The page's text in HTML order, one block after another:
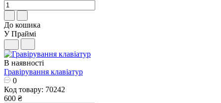
До кошика
У Праймі
В наявності
Гравірування клавіатур
0
Код товару: 70242
600 ₴